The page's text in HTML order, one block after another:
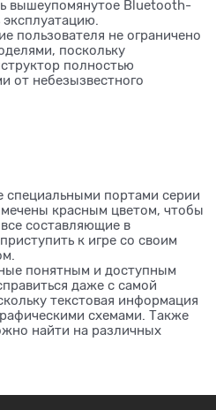
вышеупомянутое Bluetooth-
эксплуатацию.
пользователя не ограничено
поскольку
полностью
от небезызвестного
портами серии
красным цветом, чтобы
составляющие в
к игре со своим
понятным и доступным
даже с самой
текстовая информация
схемами. Также
найти на различных